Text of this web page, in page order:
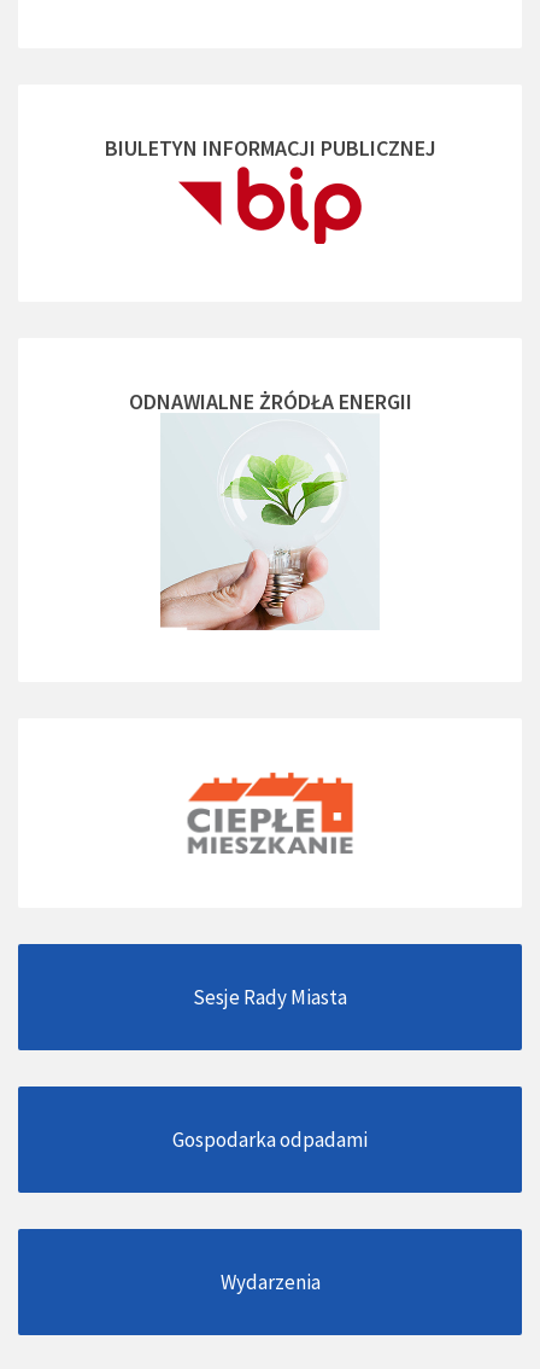
BIULETYN INFORMACJI PUBLICZNEJ
ODNAWIALNE ŻRÓDŁA ENERGII
Sesje Rady Miasta
Gospodarka odpadami
Wydarzenia